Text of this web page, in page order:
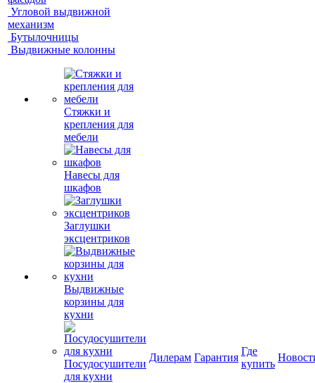
Угловой выдвижной
механизм
Бутылочницы
Выдвижные колонны
Стяжки и
крепления для
мебели
Навесы для
шкафов
Заглушки
эксцентриков
Выдвижные
корзины для
кухни
Посудосушители
для кухни
Дилерам Гарантия
Где
купить